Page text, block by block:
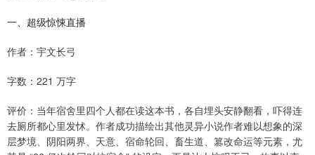
一、超级惊悚直播
作者：宇文长弓
字数：221 万字
评价：当年宿舍里四个人都在读这本书，各自埋头安静翻看，吓得连
去厕所都心里发怵。作者成功描绘出其他灵异小说作者难以想象的深
层梦境、阴阳两界、天意、宿命轮回、畜生道、篡改命运等元素，尤